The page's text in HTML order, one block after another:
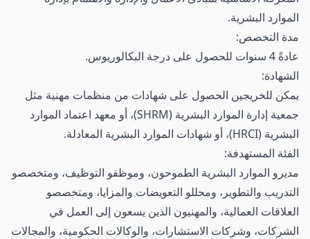
الموارد البشرية.
مدة التخصص:
عادةً 4 سنوات للحصول على درجة البكالوريوس.
الشهادة:
يمكن للخريجين الحصول على شهادات من منظمات مهنية مثل
جمعية إدارة الموارد البشرية (SHRM)، أو معهد اعتماد الموارد
البشرية (HRCI)، أو شهادات الموارد البشرية المعادلة.
الفئة المستهدفة:
مديرو الموارد البشرية الطموحون، وموظفو التوظيف، ومتخصصو
التدريب والتطوير، ومحللو التعويضات والمزايا، ومتخصصو
العلاقات العمالية، والمهنيون الذين يسعون إلى العمل في
الشركات، وشركات الاستشارات، والوكالات الحكومية، والمجالات